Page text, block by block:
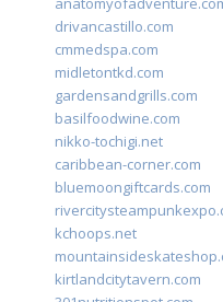
drivancastillo.com
cmmedspa.com
midletontkd.com
gardensandgrills.com
basilfoodwine.com
nikko-tochigi.net
caribbean-corner.com
bluemoongiftcards.com
kchoops.net
kirtlandcitytavern.com